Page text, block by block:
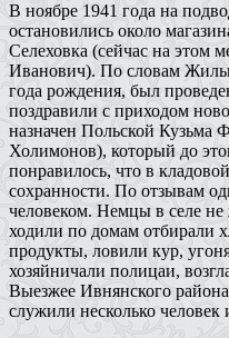
В ноябре 1941 года на
остановились около
Селеховка (сейчас на этом
Иванович). По словам
года рождения, был
поздравили с приходом
назначен Польской Кузьма
Холимонов), который до
понравилось, что в
сохранности. По отзывам
человеком. Немцы в селе
ходили по домам отбирали
продукты, ловили кур,
хозяйничали полицаи,
Выезжее Ивнянского
служили несколько человек